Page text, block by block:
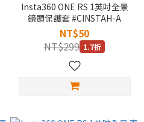
Insta360 ONE RS 1英吋全景
鏡頭保護套 #CINSTAH-A
NT$50
NT$299 1.7折